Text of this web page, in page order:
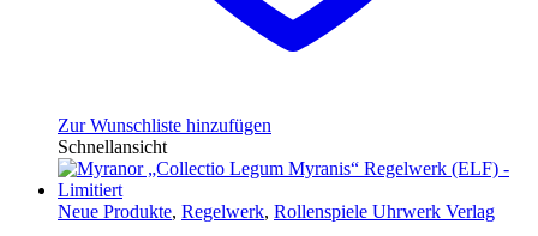
Zur Wunschliste hinzufügen
Schnellansicht
Neue Produkte, Regelwerk, Rollenspiele Uhrwerk Verlag